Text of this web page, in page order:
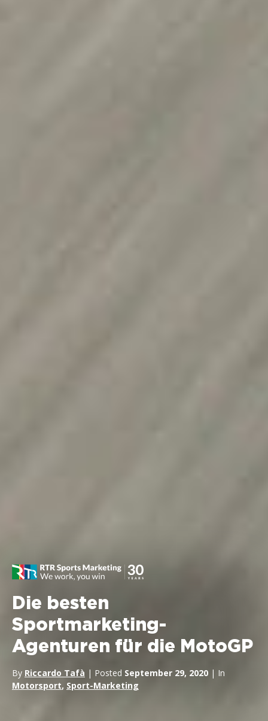
Die besten
Sportmarketing-
Agenturen für die MotoGP
By Riccardo Tafà | Posted September 29, 2020 | In
Motorsport, Sport-Marketing